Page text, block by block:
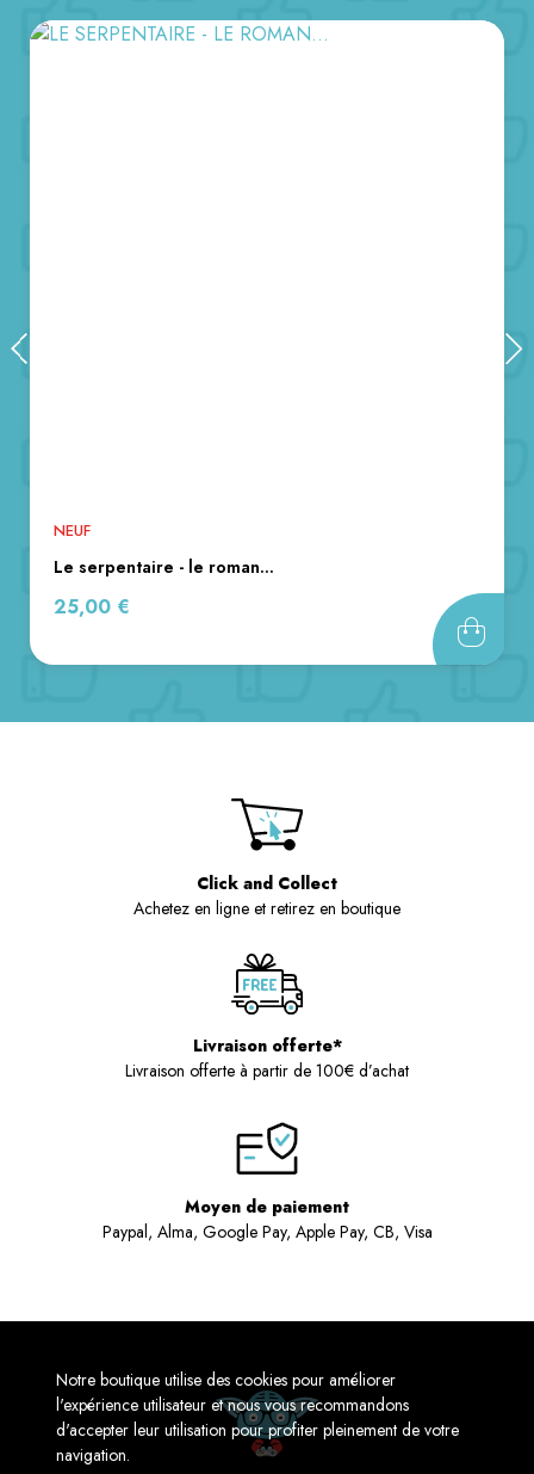
NEUF
le serpentaire - le roman...
Prix
25,00 €
Click and Collect
Achetez en ligne et retirez en boutique
Livraison offerte*
Livraison offerte à partir de 100€ d’achat
Moyen de paiement
Paypal, Alma, Google Pay, Apple Pay, CB, Visa
Notre boutique utilise des cookies pour améliorer
l'expérience utilisateur et nous vous recommandons
d'accepter leur utilisation pour profiter pleinement de votre
navigation.